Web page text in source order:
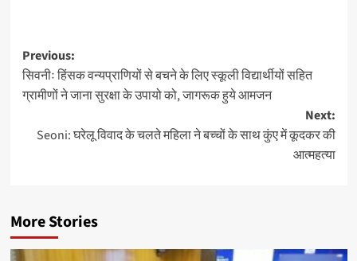
Post
navigation
Previous:
सिवनीः हिंसक वन्यप्राणियों से बचने के लिए स्कूली विद्यार्थीयों सहित
ग्रामीणों ने जाना सुरक्षा के उपायो को, जागरूक हुये आमजन
Next:
Seoni: घरेलू विवाद के चलते महिला ने बच्चों के साथ कुंए में कूदकर की
आत्महत्या
More Stories